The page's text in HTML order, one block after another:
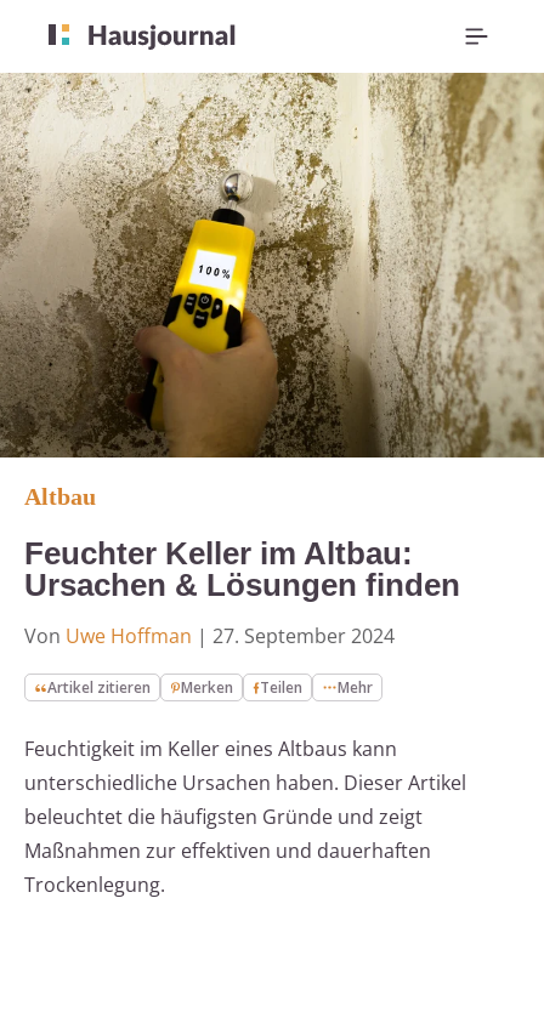
Altbau
Feuchter Keller im Altbau:
Ursachen & Lösungen finden
Von Uwe Hoffman | 27. September 2024
Artikel zitieren Merken Teilen Mehr
Feuchtigkeit im Keller eines Altbaus kann
unterschiedliche Ursachen haben. Dieser Artikel
beleuchtet die häufigsten Gründe und zeigt
Maßnahmen zur effektiven und dauerhaften
Trockenlegung.